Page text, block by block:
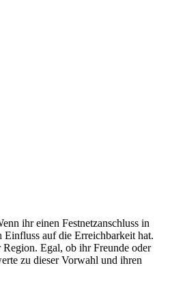
ihr einen Festnetzanschluss in
Einfluss auf die Erreichbarkeit hat.
Egal, ob ihr Freunde oder
zu dieser Vorwahl und ihren